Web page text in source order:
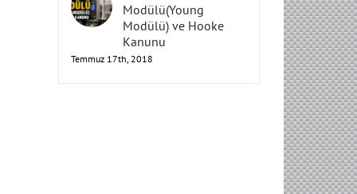
Elastisite
Modülü(Young
Modülü) ve Hooke